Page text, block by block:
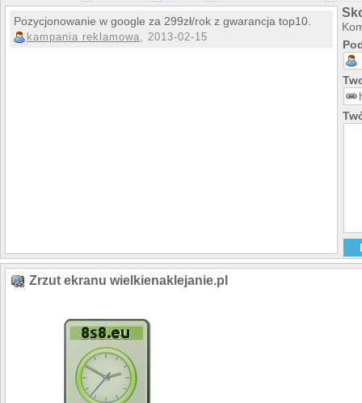
Pozycjonowanie w google za 299zł/rok z gwarancja top10.
kampania reklamowa, 2013-02-15
Zrzut ekranu wielkienaklejanie.pl